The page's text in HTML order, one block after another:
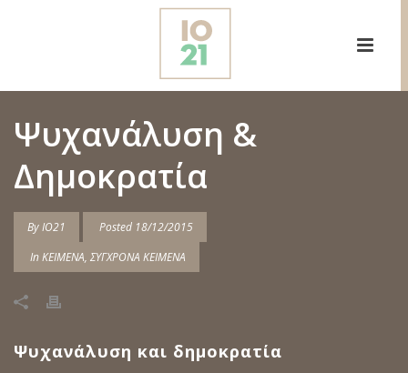
Ψυχανάλυση &
Δημοκρατία
ByIO21 Posted 18/12/2015
InΚΕΙΜΕΝΑ, ΣΥΓΧΡΟΝΑ ΚΕΙΜΕΝΑ
Ψυχανάλυση και δημοκρατία